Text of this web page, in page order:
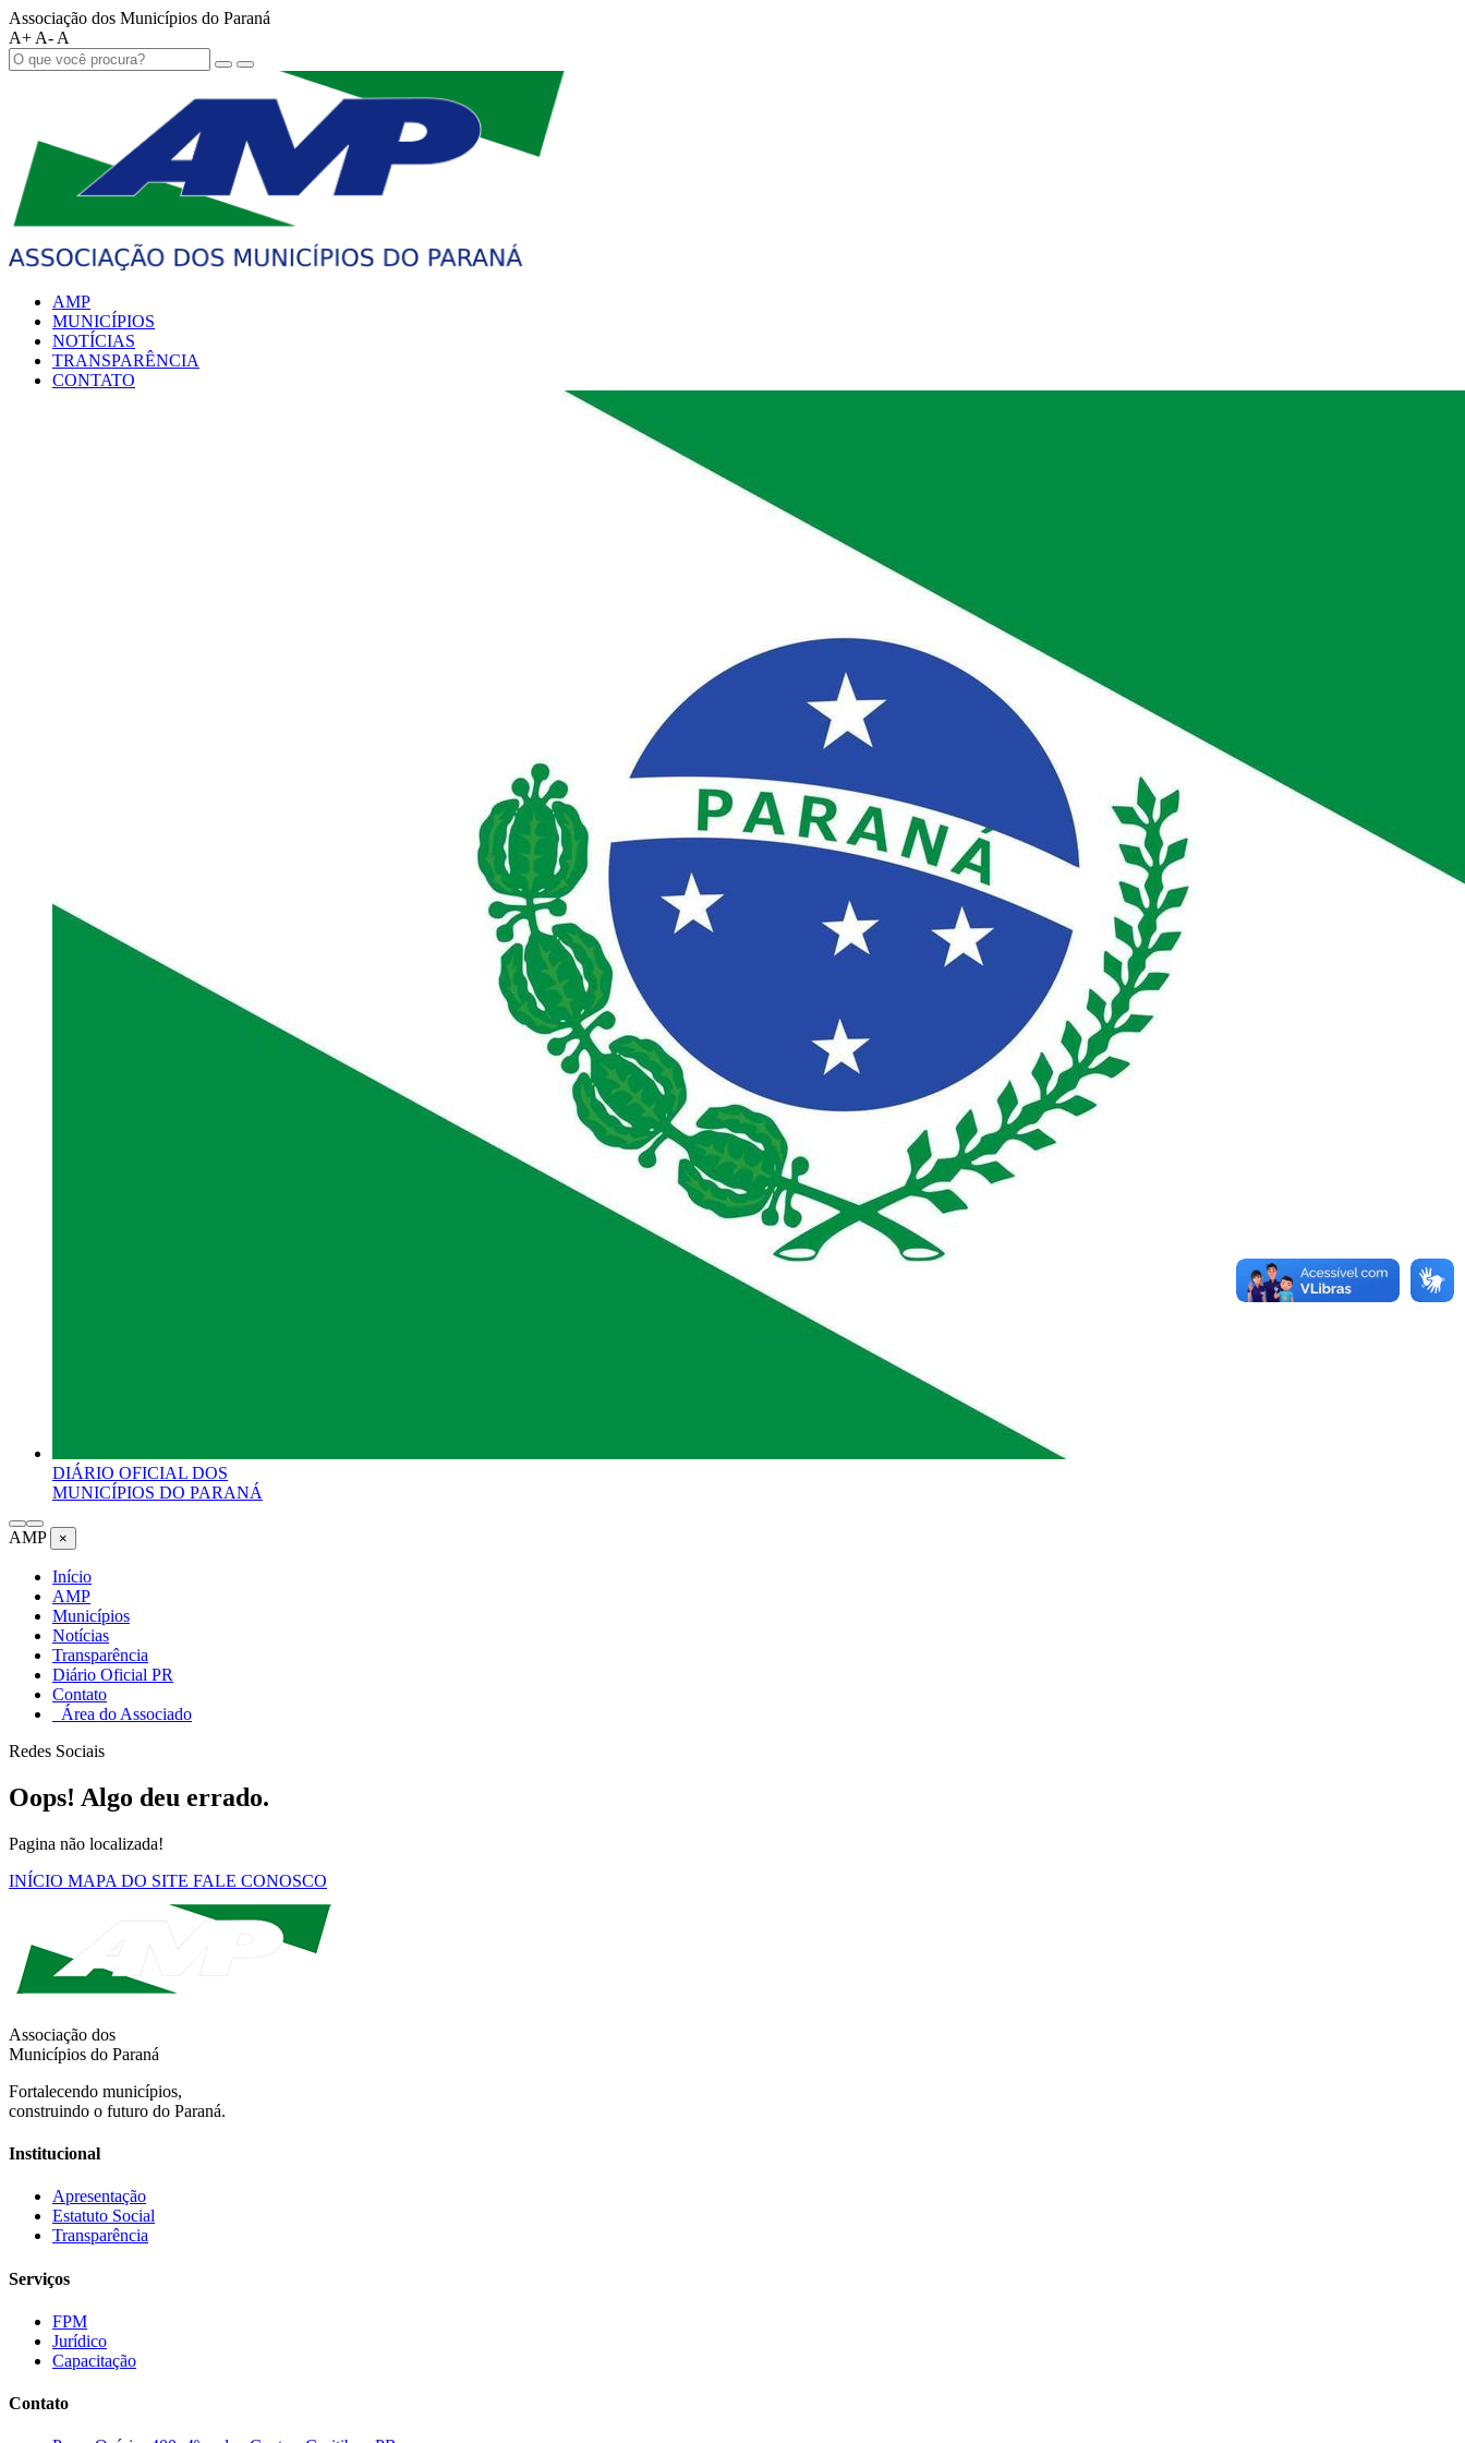
Associação dos Municípios do Paraná
A+ A- A
AMP
MUNICÍPIOS
NOTÍCIAS
TRANSPARÊNCIA
CONTATO
DIÁRIO OFICIAL DOS
MUNICÍPIOS DO PARANÁ
AMP ×
Início
AMP
Municípios
Notícias
Transparência
Diário Oficial PR
Contato
Área do Associado
Redes Sociais
Oops! Algo deu errado.
Pagina não localizada!
INÍCIO MAPA DO SITE FALE CONOSCO
Associação dos
Municípios do Paraná
Fortalecendo municípios,
construindo o futuro do Paraná.
Institucional
Apresentação
Estatuto Social
Transparência
Serviços
FPM
Jurídico
Capacitação
Contato